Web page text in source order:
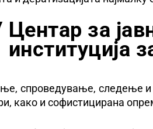
за
институција
спроведување, следење и
како и софистицирана